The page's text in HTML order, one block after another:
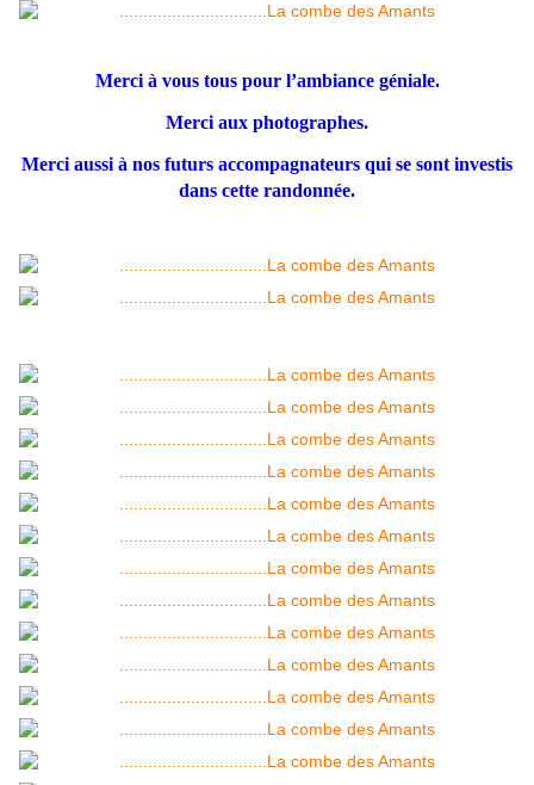
Merci à vous tous pour l’ambiance géniale.
Merci aux photographes.
Merci aussi à nos futurs accompagnateurs qui se sont investis
dans cette randonnée.